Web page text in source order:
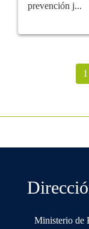
prevención j...
1
Ministerio de